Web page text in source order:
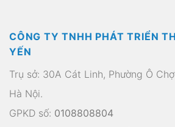
CÔNG TY TNHH PHÁT TRIỂN
YẾN
Trụ sở: 30A Cát Linh, Phường Ô
Hà Nội.
GPKD số: 0108808804